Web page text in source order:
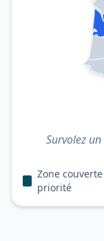
Survolez
Zone
priorité